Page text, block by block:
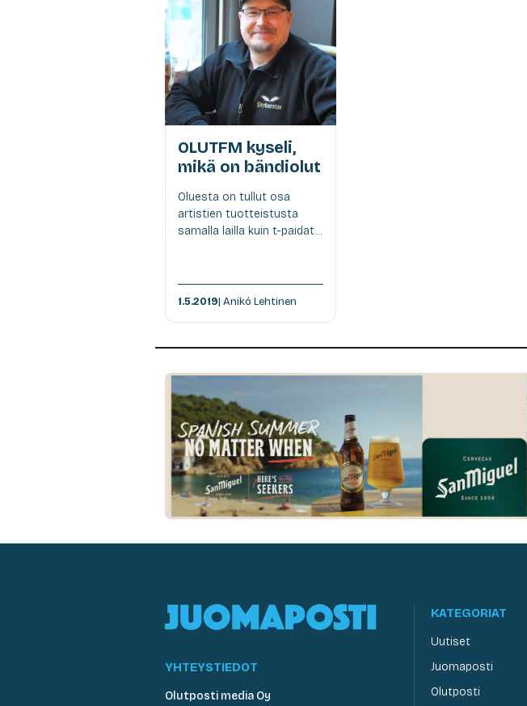
OLUTFM kyseli,
mikä on bändiolut
Oluesta on tullut osa
artistien tuotteistusta
samalla lailla kuin t-paidat...
1.5.2019| Anikó Lehtinen
YHTEYSTIEDOT
Olutposti media Oy
KATEGORIAT
Uutiset
Juomaposti
Olutposti